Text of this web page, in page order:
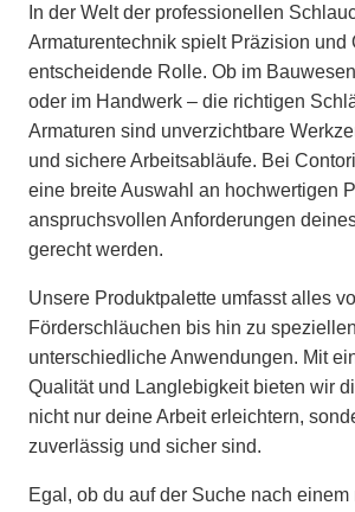
In der Welt der professionellen
Armaturentechnik spielt Präzision und
entscheidende Rolle. Ob im
oder im Handwerk – die richtigen
Armaturen sind unverzichtbare
und sichere Arbeitsabläufe. Bei
eine breite Auswahl an hochwertigen
anspruchsvollen Anforderungen
gerecht werden.
Unsere Produktpalette umfasst alles
Förderschläuchen bis hin zu
unterschiedliche Anwendungen. Mit
Qualität und Langlebigkeit bieten wir
nicht nur deine Arbeit erleichtern,
zuverlässig und sicher sind.
Egal, ob du auf der Suche nach einem